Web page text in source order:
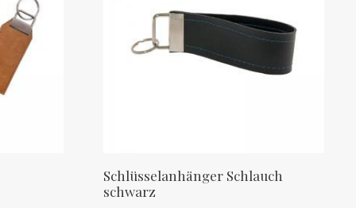
Schlüsselanhänger Schlauch
schwarz